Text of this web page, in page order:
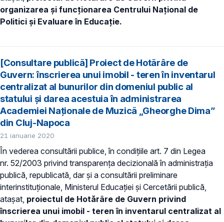
organizarea și funcționarea Centrului Național de
Politici și Evaluare în Educație.
[Consultare publică] Proiect de Hotărâre de
Guvern: înscrierea unui imobil - teren în inventarul
centralizat al bunurilor din domeniul public al
statului și darea acestuia în administrarea
Academiei Naționale de Muzică „Gheorghe Dima”
din Cluj-Napoca
21 ianuarie 2020
În vederea consultării publice, în condiţiile art. 7 din Legea
nr. 52/2003 privind transparenţa decizională în administraţia
publică, republicată, dar și a consultării preliminare
interinstituționale, Ministerul Educaţiei și Cercetării publică,
atașat, proiectul de Hotărâre de Guvern privind
înscrierea unui imobil - teren în inventarul centralizat al